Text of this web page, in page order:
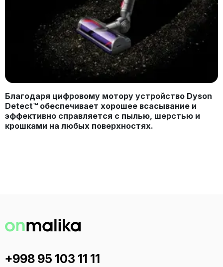
Благодаря цифровому мотору устройство Dyson
Detect™ обеспечивает хорошее всасывание и
эффективно справляется с пылью, шерстью и
крошками на любых поверхностях.
+998 95 103 11 11